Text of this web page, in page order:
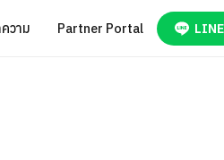
วาม Partner Portal LINE